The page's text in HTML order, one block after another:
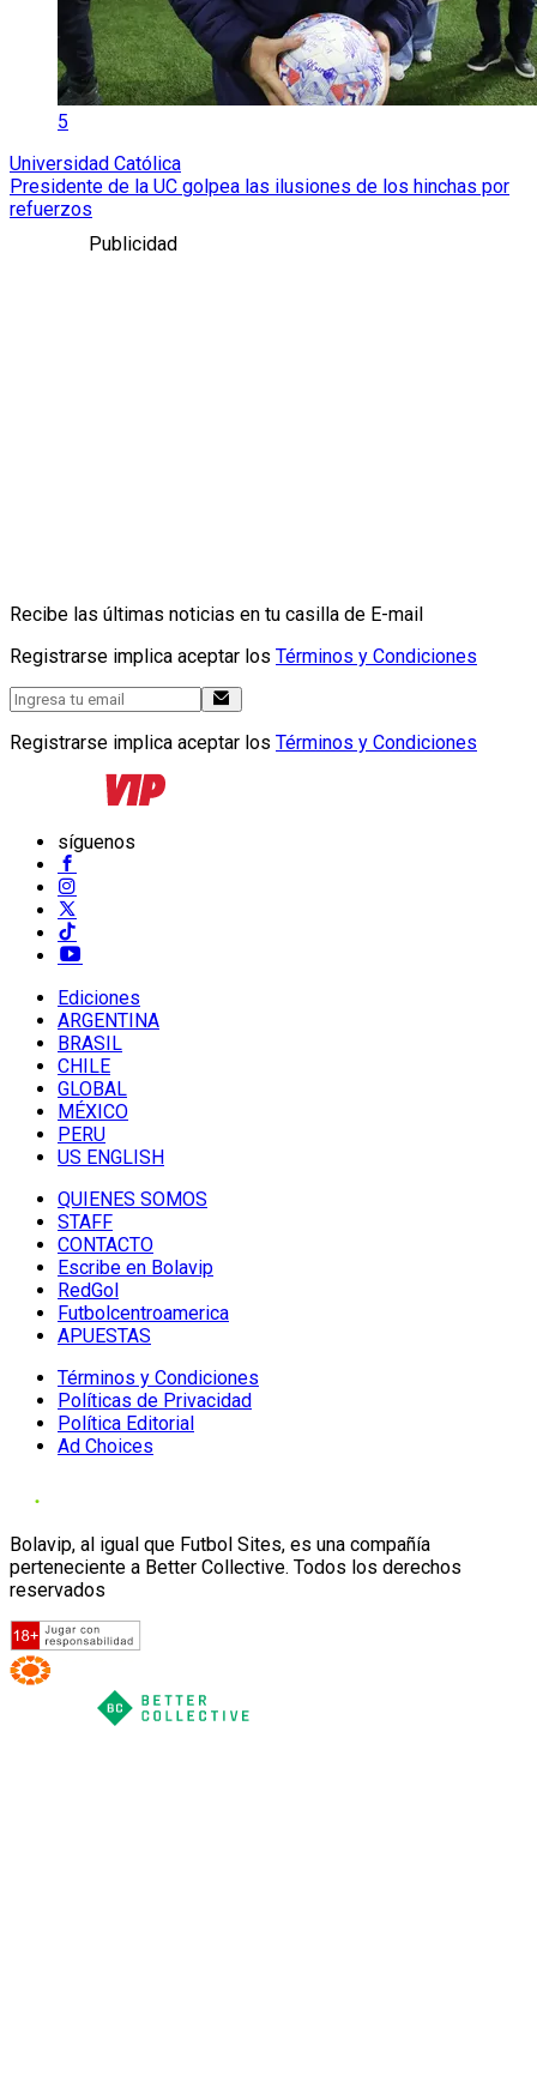
5
Universidad Católica
Presidente de la UC golpea las ilusiones de los hinchas por
refuerzos
Publicidad
Recibe las últimas noticias en tu casilla de E-mail
Registrarse implica aceptar los Términos y Condiciones
Registrarse implica aceptar los Términos y Condiciones
síguenos
Ediciones
ARGENTINA
BRASIL
CHILE
GLOBAL
MÉXICO
PERU
US ENGLISH
QUIENES SOMOS
STAFF
CONTACTO
Escribe en Bolavip
RedGol
Futbolcentroamerica
APUESTAS
Términos y Condiciones
Políticas de Privacidad
Política Editorial
Ad Choices
Bolavip, al igual que Futbol Sites, es una compañía
perteneciente a Better Collective. Todos los derechos
reservados